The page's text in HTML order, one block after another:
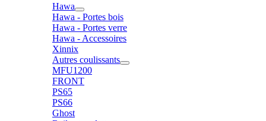
Hawa
Hawa - Portes bois
Hawa - Portes verre
Hawa - Accessoires
Xinnix
Autres coulissants
MFU1200
FRONT
PS65
PS66
Ghost